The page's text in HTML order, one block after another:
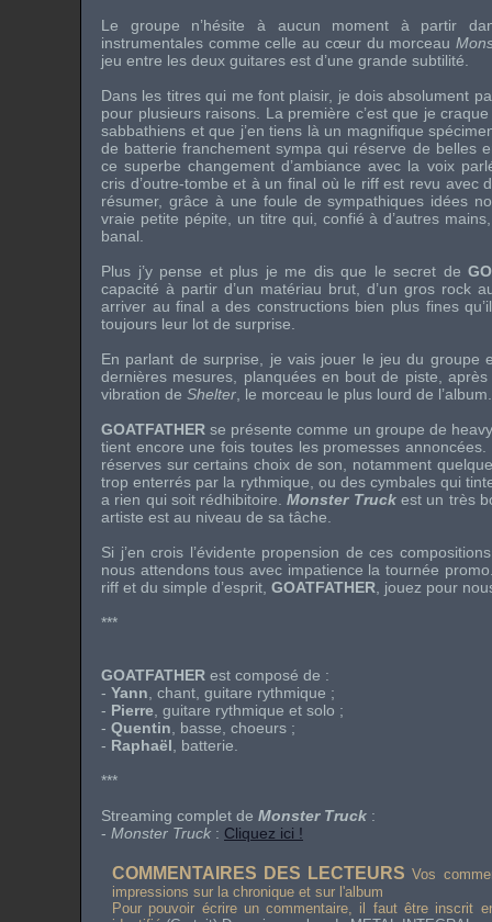
Le groupe n’hésite à aucun moment à partir
instrumentales comme celle au cœur du morceau
jeu entre les deux guitares est d’une grande subtilité.
Dans les titres qui me font plaisir, je dois absolument
pour plusieurs raisons. La première c’est que je
sabbathiens et que j’en tiens là un magnifique
de batterie franchement sympa qui réserve de belles
ce superbe changement d’ambiance avec la voix
cris d’outre-tombe et à un final où le riff est revu avec
résumer, grâce à une foule de sympathiques idées
vraie petite pépite, un titre qui, confié à d’autres
banal.
Plus j’y pense et plus je me dis que le secret de
capacité à partir d’un matériau brut, d’un gros rock
arriver au final a des constructions bien plus fines
toujours leur lot de surprise.
En parlant de surprise, je vais jouer le jeu du groupe
dernières mesures, planquées en bout de piste, après
vibration de Shelter , le morceau le plus lourd de l’album.
GOATFATHER se présente comme un groupe de
tient encore une fois toutes les promesses annoncées.
réserves sur certains choix de son, notamment
trop enterrés par la rythmique, ou des cymbales qui
a rien qui soit rédhibitoire.Monster Truckest un très
artiste est au niveau de sa tâche.
Si j’en crois l’évidente propension de ces
nous attendons tous avec impatience la tournée
riff et du simple d’esprit, GOATFATHER , jouez pour
***
GOATFATHER est composé de :
- Yann , chant, guitare rythmique ;
- Pierre , guitare rythmique et solo ;
- Quentin , basse, choeurs ;
- Raphaël , batterie.
***
Streaming complet de Monster Truck :
- Monster Truck : Cliquez ici !
COMMENTAIRES DES LECTEURS Vos
impressions sur la chronique et sur l'album
Pour pouvoir écrire un commentaire, il faut être inscrit